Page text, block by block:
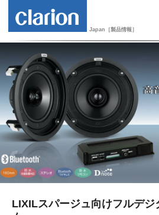
Japan［製品情報］
LIXILスパージュ向けフルデジ